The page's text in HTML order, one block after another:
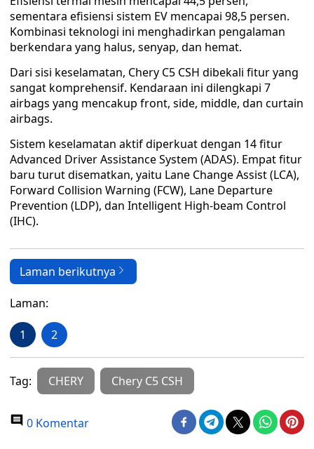
sementara efisiensi sistem EV mencapai 98,5 persen.
Kombinasi teknologi ini menghadirkan pengalaman
berkendara yang halus, senyap, dan hemat.
Dari sisi keselamatan, Chery C5 CSH dibekali fitur yang
sangat komprehensif. Kendaraan ini dilengkapi 7
airbags yang mencakup front, side, middle, dan curtain
airbags.
Sistem keselamatan aktif diperkuat dengan 14 fitur
Advanced Driver Assistance System (ADAS). Empat fitur
baru turut disematkan, yaitu Lane Change Assist (LCA),
Forward Collision Warning (FCW), Lane Departure
Prevention (LDP), dan Intelligent High-beam Control
(IHC).
Laman berikutnya
Laman:
1 2
Tag: CHERY Chery C5 CSH
0 Komentar